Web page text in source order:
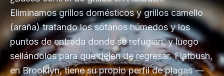
Eliminamos grillos domésticos y grillos camello
(araña) tratando los sótanos húmedos y los
puntos de entrada donde se refugian, y luego
sellándolos para que dejen de regresar. Flatbush,
en Brooklyn, tiene su propio perfil de plagas —